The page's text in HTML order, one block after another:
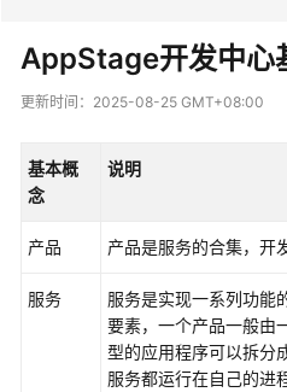
新
动
产
品
绍
计
AppStage开发中心
更新时间： 2025-08-25 GMT+08:00
基本概
念
说明
产品 产品是服务的合集，开
服务
服务是实现一系列功能
要素，一个产品一般由
型的应用程序可以拆分
服务都运行在自己的进